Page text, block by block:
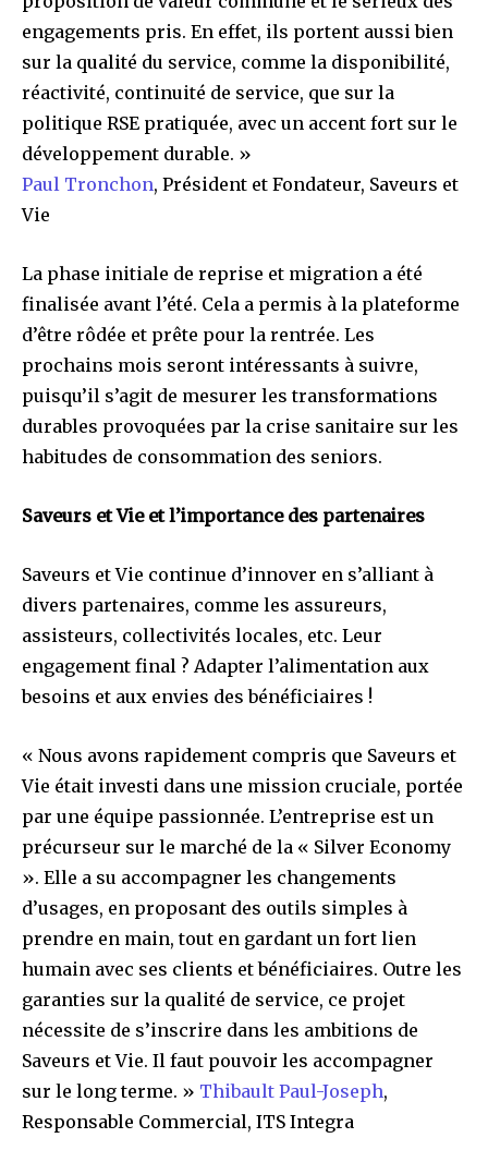
engagements pris. En effet, ils portent aussi bien
sur la qualité du service, comme la disponibilité,
réactivité, continuité de service, que sur la
politique RSE pratiquée, avec un accent fort sur le
développement durable. »
Paul Tronchon, Président et Fondateur, Saveurs et
Vie
La phase initiale de reprise et migration a été
finalisée avant l’été. Cela a permis à la plateforme
d’être rôdée et prête pour la rentrée. Les
prochains mois seront intéressants à suivre,
puisqu’il s’agit de mesurer les transformations
durables provoquées par la crise sanitaire sur les
habitudes de consommation des seniors.
Saveurs et Vie et l’importance des partenaires
Saveurs et Vie continue d’innover en s’alliant à
divers partenaires, comme les assureurs,
assisteurs, collectivités locales, etc. Leur
engagement final ? Adapter l’alimentation aux
besoins et aux envies des bénéficiaires !
« Nous avons rapidement compris que Saveurs et
Vie était investi dans une mission cruciale, portée
par une équipe passionnée. L’entreprise est un
précurseur sur le marché de la « Silver Economy
». Elle a su accompagner les changements
d’usages, en proposant des outils simples à
prendre en main, tout en gardant un fort lien
humain avec ses clients et bénéficiaires. Outre les
garanties sur la qualité de service, ce projet
nécessite de s’inscrire dans les ambitions de
Saveurs et Vie. Il faut pouvoir les accompagner
sur le long terme. » Thibault Paul-Joseph,
Responsable Commercial, ITS Integra